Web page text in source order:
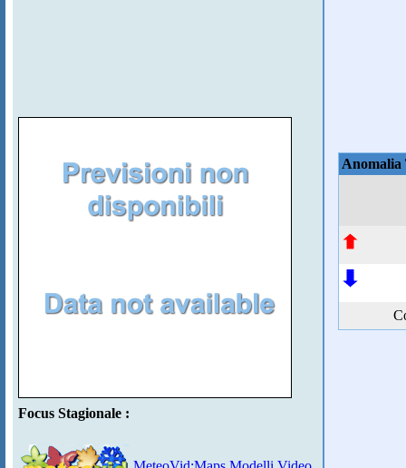
Focus Stagionale :
Anomalia